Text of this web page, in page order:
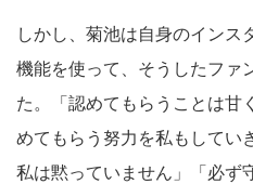
しかし、菊池は自身のインス
機能を使って、そうしたファ
た。「認めてもらうことは甘
めてもらう努力を私もしてい
私は黙っていません」「必ず